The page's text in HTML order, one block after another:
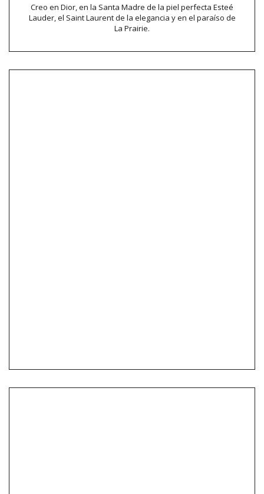
Creo en Dior, en la Santa Madre de la piel perfecta Esteé
Lauder, el Saint Laurent de la elegancia y en el paraíso de
La Prairie.